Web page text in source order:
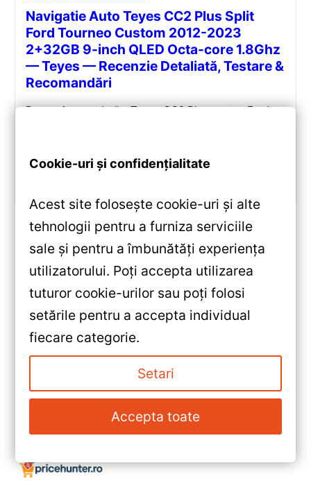
Navigatie Auto Teyes CC2 Plus Split
Ford Tourneo Custom 2012-2023
2+32GB 9-inch QLED Octa-core 1.8Ghz
— Teyes — Recenzie Detaliată, Testare &
Recomandări
Recenzie completă a Teyes CC2 Plus pentru Ford
«Navigație Auto MOSS M2 Kia
Sportage 4 2016-2018 –
Android 10, 4+64GB, 9″ IPS,
Octa-core 1.6GHz, Bluetooth 5.1
și DSP Audio Premium
»
Navigație Auto MOSS M2 Kia
Sportage 3 (2010-2016)
4+64GB 9″ IPS Octa-core
1.6Ghz, Android 10, 4G,
Bluetooth 5.1 și DSP Audio
Avansat
Cookie-uri și confidențialitate
Acest site folosește cookie-uri și alte
tehnologii pentru a furniza serviciile
sale și pentru a îmbunătăți experiența
utilizatorului. Poți accepta utilizarea
tuturor cookie-urilor sau poți folosi
setările pentru a accepta individual
fiecare categorie.
Setari
Accepta toate